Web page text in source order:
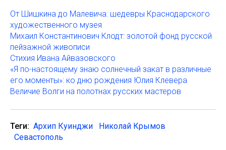
От Шишкина до Малевича: шедевры Краснодарского
художественного музея
Михаил Константинович Клодт: золотой фонд русской
пейзажной живописи
Стихия Ивана Айвазовского
«Я по-настоящему знаю солнечный закат в различные
его моменты»: ко дню рождения Юлия Клевера
Величие Волги на полотнах русских мастеров
Теги: Архип Куинджи
Николай Крымов
Севастополь